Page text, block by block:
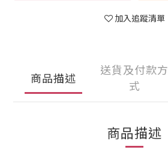
加入追蹤清單
商品描述
送貨及付款方
式
商品描述